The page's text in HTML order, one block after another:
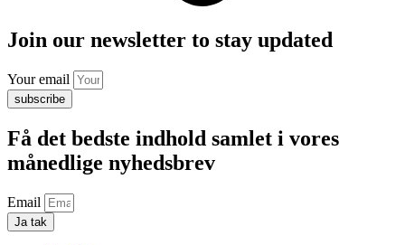
Join our newsletter to stay updated
Your email
subscribe
Få det bedste indhold samlet i vores
månedlige nyhedsbrev
Email
Ja tak